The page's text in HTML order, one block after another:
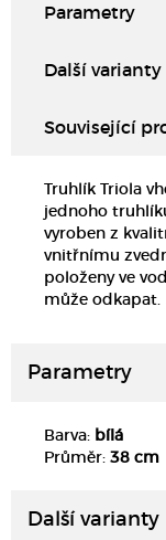
Parametry
Další varianty
Související
Truhlík Triola
jednoho
vyroben z
vnitřnímu
položeny ve
může odkapat.
Parametry
Barva: bílá
Průměr: 38 cm
Další varianty